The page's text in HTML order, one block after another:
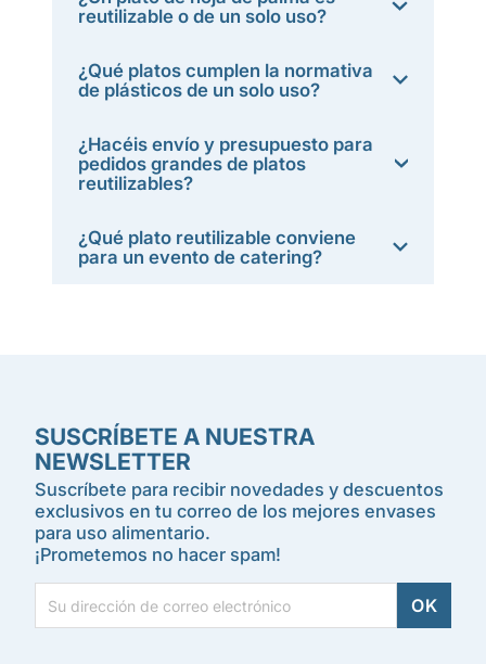
reutilizable o de un solo uso?
¿Qué platos cumplen la normativa
de plásticos de un solo uso?
¿Hacéis envío y presupuesto para
pedidos grandes de platos
reutilizables?
¿Qué plato reutilizable conviene
para un evento de catering?
SUSCRÍBETE A NUESTRA
NEWSLETTER
Suscríbete para recibir novedades y descuentos
exclusivos en tu correo de los mejores envases
para uso alimentario.
¡Prometemos no hacer spam!